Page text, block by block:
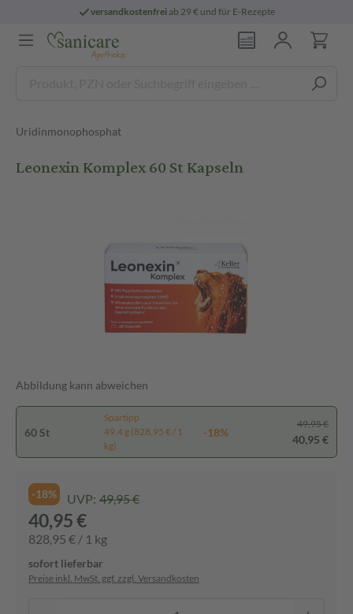
versandkostenfreiab 29 € und für E-Rezepte
Uridinmonophosphat
Leonexin Komplex 60 St Kapseln
Abbildung kann abweichen
60 St
Spartipp
49,4 g (828,95 € / 1
kg)
-18%
49,95 €
40,95 €
-18% UVP: 49,95 €
40,95 €
828,95 € / 1 kg
sofort lieferbar
Preise inkl. MwSt. ggf. zzgl. Versandkosten